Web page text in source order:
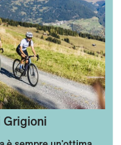
Grigioni